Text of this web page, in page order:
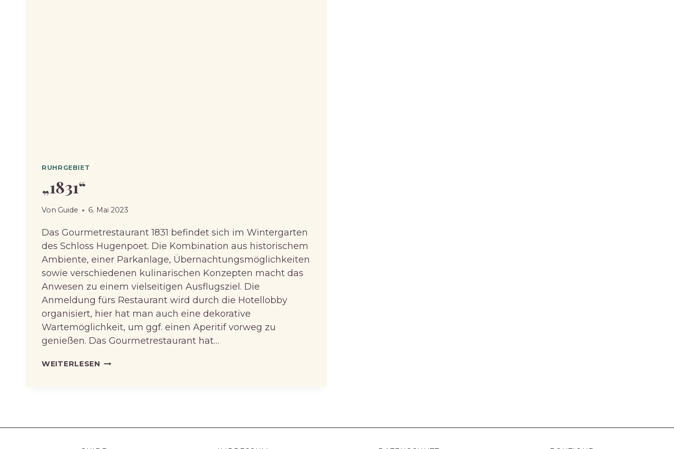
RUHRGEBIET
„1831“
Von Guide 6. Mai 2023
Das Gourmetrestaurant 1831 befindet sich im Wintergarten
des Schloss Hugenpoet. Die Kombination aus historischem
Ambiente, einer Parkanlage, Übernachtungsmöglichkeiten
sowie verschiedenen kulinarischen Konzepten macht das
Anwesen zu einem vielseitigen Ausflugsziel. Die
Anmeldung fürs Restaurant wird durch die Hotellobby
organisiert, hier hat man auch eine dekorative
Wartemöglichkeit, um ggf. einen Aperitif vorweg zu
genießen. Das Gourmetrestaurant hat…
WEITERLESEN„1831“